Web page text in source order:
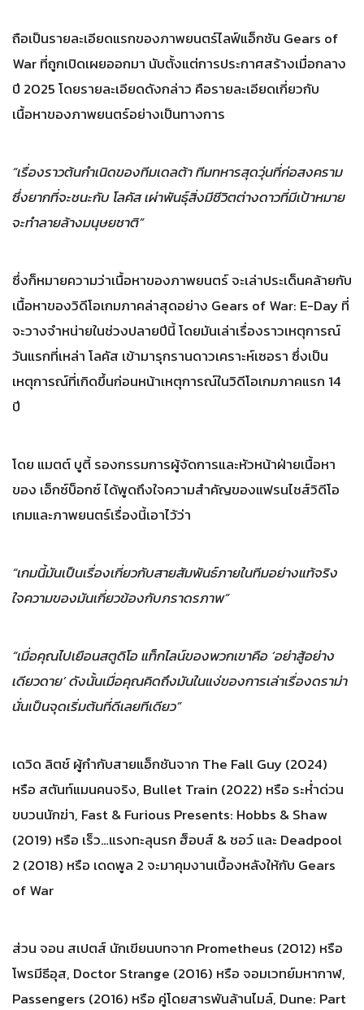
ถือเป็นรายละเอียดแรกของภาพยนตร์ไลฟ์แอ็กชัน Gears of
War ที่ถูกเปิดเผยออกมา นับตั้งแต่การประกาศสร้างเมื่อกลาง
ปี 2025 โดยรายละเอียดดังกล่าว คือรายละเอียดเกี่ยวกับ
เนื้อหาของภาพยนตร์อย่างเป็นทางการ
“เรื่องราวต้นกำเนิดของทีมเดลต้า ทีมทหารสุดวุ่นที่ก่อสงคราม
ซึ่งยากที่จะชนะกับ โลคัส เผ่าพันธุ์สิ่งมีชีวิตต่างดาวที่มีเป้าหมาย
จะทำลายล้างมนุษยชาติ”
ซึ่งก็หมายความว่าเนื้อหาของภาพยนตร์ จะเล่าประเด็นคล้ายกับ
เนื้อหาของวิดีโอเกมภาคล่าสุดอย่าง Gears of War: E-Day ที่
จะวางจำหน่ายในช่วงปลายปีนี้ โดยมันเล่าเรื่องราวเหตุการณ์
วันแรกที่เหล่า โลคัส เข้ามารุกรานดาวเคราะห์เซอรา ซึ่งเป็น
เหตุการณ์ที่เกิดขึ้นก่อนหน้าเหตุการณ์ในวิดีโอเกมภาคแรก 14
ปี
โดย แมตต์ บูตี้ รองกรรมการผู้จัดการและหัวหน้าฝ่ายเนื้อหา
ของ เอ็กซ์บ็อกซ์ ได้พูดถึงใจความสำคัญของแฟรนไชส์วิดีโอ
เกมและภาพยนตร์เรื่องนี้เอาไว้ว่า
“เกมนี้มันเป็นเรื่องเกี่ยวกับสายสัมพันธ์ภายในทีมอย่างแท้จริง
ใจความของมันเกี่ยวข้องกับภราดรภาพ”
“เมื่อคุณไปเยือนสตูดิโอ แท็กไลน์ของพวกเขาคือ ‘อย่าสู้อย่าง
เดียวดาย’ ดังนั้นเมื่อคุณคิดถึงมันในแง่ของการเล่าเรื่องดราม่า
นั่นเป็นจุดเริ่มต้นที่ดีเลยทีเดียว”
เดวิด ลิตช์ ผู้กำกับสายแอ็กชันจาก The Fall Guy (2024)
หรือ สตันท์แมนคนจริง, Bullet Train (2022) หรือ ระห่ำด่วน
ขบวนนักฆ่า, Fast & Furious Presents: Hobbs & Shaw
(2019) หรือ เร็ว…แรงทะลุนรก ฮ็อบส์ & ชอว์ และ Deadpool
2 (2018) หรือ เดดพูล 2 จะมาคุมงานเบื้องหลังให้กับ Gears
of War
ส่วน จอน สเปตส์ นักเขียนบทจาก Prometheus (2012) หรือ
โพรมีธีอุส, Doctor Strange (2016) หรือ จอมเวทย์มหากาฬ,
Passengers (2016) หรือ คู่โดยสารพันล้านไมล์, Dune: Part